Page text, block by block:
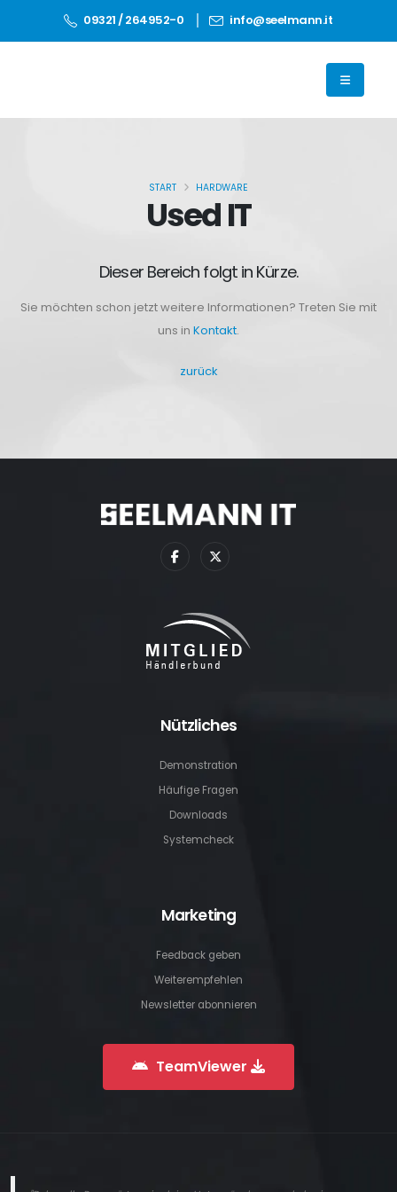
09321 / 264952-0 info@seelmann.it
Used IT
Dieser Bereich folgt in Kürze.
Sie möchten schon jetzt weitere Informationen? Treten Sie mit
uns in Kontakt.
zurück
START HARDWARE
Nützliches
Demonstration
Häufige Fragen
Downloads
Systemcheck
Marketing
Feedback geben
Weiterempfehlen
Newsletter abonnieren
TeamViewer